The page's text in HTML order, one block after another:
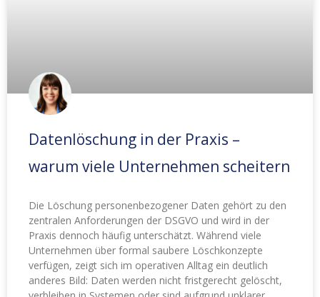
Datenlöschung in der Praxis –
warum viele Unternehmen scheitern
Die Löschung personenbezogener Daten gehört zu den
zentralen Anforderungen der DSGVO und wird in der
Praxis dennoch häufig unterschätzt. Während viele
Unternehmen über formal saubere Löschkonzepte
verfügen, zeigt sich im operativen Alltag ein deutlich
anderes Bild: Daten werden nicht fristgerecht gelöscht,